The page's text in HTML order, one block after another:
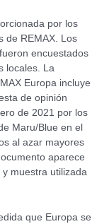
por los
de REMAX. Los
encuestados
locales. La
Europa incluye
de opinión
de 2021 por los
Maru/Blue en el
al azar mayores
aparece
muestra utilizada
que Europa se